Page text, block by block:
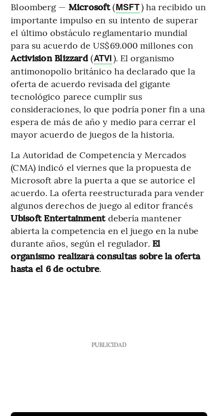
Bloomberg — Microsoft(MSFT) ha recibido un
importante impulso en su intento de superar
el último obstáculo reglamentario mundial
para su acuerdo de US$69.000 millones con
Activision Blizzard(ATVI). El organismo
antimonopolio británico ha declarado que la
oferta de acuerdo revisada del gigante
tecnológico parece cumplir sus
consideraciones, lo que podría poner fin a una
espera de más de año y medio para cerrar el
mayor acuerdo de juegos de la historia.
La Autoridad de Competencia y Mercados
(CMA) indicó el viernes que la propuesta de
Microsoft abre la puerta a que se autorice el
acuerdo. La oferta reestructurada para vender
algunos derechos de juego al editor francés
Ubisoft Entertainmentdebería mantener
abierta la competencia en el juego en la nube
durante años, según el regulador. El
organismo realizará consultas sobre la oferta
hasta el 6 de octubre.
PUBLICIDAD